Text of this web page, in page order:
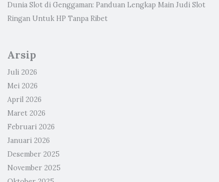
Dunia Slot di Genggaman: Panduan Lengkap Main Judi Slot
Ringan Untuk HP Tanpa Ribet
Arsip
Juli 2026
Mei 2026
April 2026
Maret 2026
Februari 2026
Januari 2026
Desember 2025
November 2025